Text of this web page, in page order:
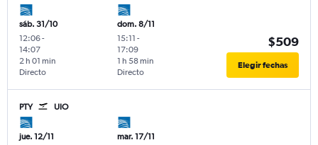
sáb. 31/10
12:06-
14:07
Directo
2 h 01 min
dom. 8/11
15:11 -
17:09
Directo
1 h 58 min
$509
Elegir fechas
PTY UIO
jue. 12/11
mar. 17/11